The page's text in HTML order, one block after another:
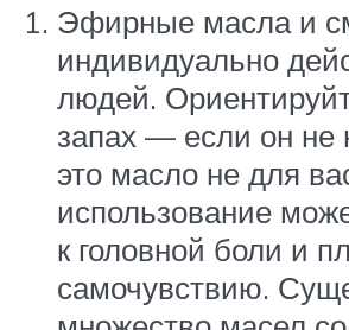
Эфирные масла и
индивидуально
людей.
запах — если он не
это масло не для
использование
к головной боли и
самочувствию.